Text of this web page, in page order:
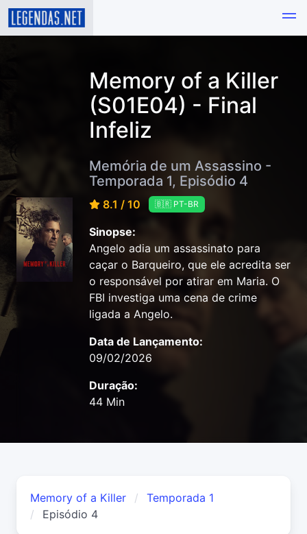
Memory of a Killer
(S01E04) - Final
Infeliz
Memória de um Assassino -
Temporada 1, Episódio 4
8.1 / 10 🇧🇷 PT-BR
Sinopse:
Angelo adia um assassinato para
caçar o Barqueiro, que ele acredita ser
o responsável por atirar em Maria. O
FBI investiga uma cena de crime
ligada a Angelo.
Data de Lançamento:
09/02/2026
Duração:
44 Min
Memory of a Killer
Temporada 1
Episódio 4